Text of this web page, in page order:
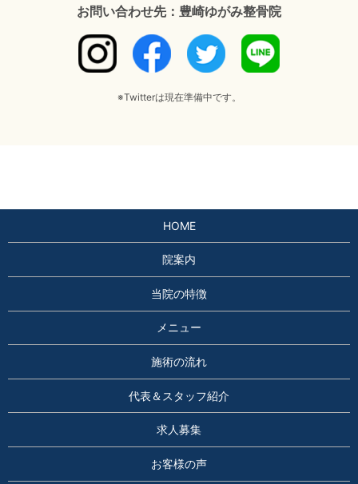
お問い合わせ先：豊崎ゆがみ整骨院
※Twitterは現在準備中です。
HOME
院案内
当院の特徴
メニュー
施術の流れ
代表＆スタッフ紹介
求人募集
お客様の声